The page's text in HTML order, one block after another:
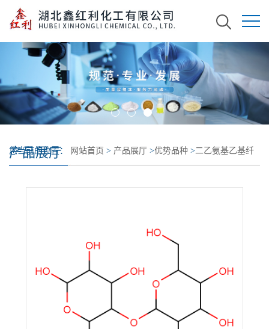
产品展厅
您当前的位置： 网站首页 > 产品展厅 >优势品种 >二乙氨基乙基纤